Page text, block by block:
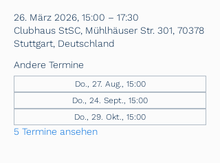
26. März 2026, 15:00 – 17:30
Clubhaus StSC, Mühlhäuser Str. 301, 70378
Stuttgart, Deutschland
Andere Termine
Do., 27. Aug., 15:00
Do., 24. Sept., 15:00
Do., 29. Okt., 15:00
5 Termine ansehen